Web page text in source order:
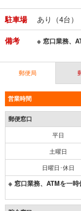
駐車場 あり（4台）
備考 ※ 窓口業務、
郵便局
営業時間
郵便窓口
平日
土曜日
日曜日･休日
※ 窓口業務、ATMを一時